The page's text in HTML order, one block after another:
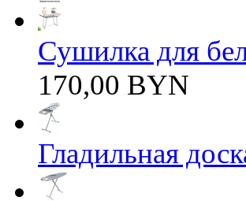
Сушилка для
170,00 BYN
Гладильная